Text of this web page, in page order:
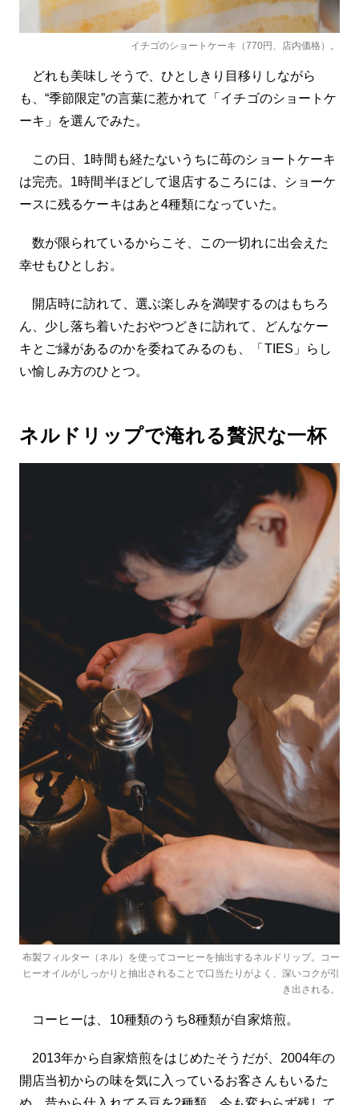
イチゴのショートケーキ（770円、店内価格）。
どれも美味しそうで、ひとしきり目移りしながら
も、“季節限定”の言葉に惹かれて「イチゴのショートケ
ーキ」を選んでみた。
この日、1時間も経たないうちに苺のショートケーキ
は完売。1時間半ほどして退店するころには、ショーケ
ースに残るケーキはあと4種類になっていた。
数が限られているからこそ、この一切れに出会えた
幸せもひとしお。
開店時に訪れて、選ぶ楽しみを満喫するのはもちろ
ん、少し落ち着いたおやつどきに訪れて、どんなケー
キとご縁があるのかを委ねてみるのも、「TIES」らし
い愉しみ方のひとつ。
ネルドリップで淹れる贅沢な一杯
布製フィルター（ネル）を使ってコーヒーを抽出するネルドリップ。コー
ヒーオイルがしっかりと抽出されることで口当たりがよく、深いコクが引
き出される。
コーヒーは、10種類のうち8種類が自家焙煎。
2013年から自家焙煎をはじめたそうだが、2004年の
開店当初からの味を気に入っているお客さんもいるた